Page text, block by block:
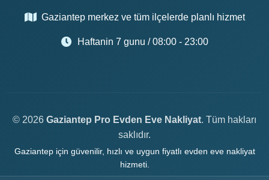
Gaziantep merkez ve tüm ilçelerde planlı hizmet
Haftanin 7 gunu / 08:00 - 23:00
© 2026 Gaziantep Pro Evden Eve Nakliyat. Tüm hakları
saklıdır.
Gaziantep için güvenilir, hızlı ve uygun fiyatlı evden eve nakliyat
hizmeti.